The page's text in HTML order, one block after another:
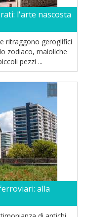
l'arte nascosta
ritraggono geroglifici
zodiaco, maioliche
pezzi ...
alla